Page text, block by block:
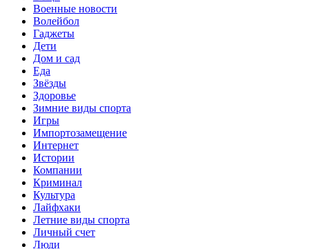
Военные новости
Волейбол
Гаджеты
Дети
Дом и сад
Еда
Звёзды
Здоровье
Зимние виды спорта
Игры
Импортозамещение
Интернет
Истории
Компании
Криминал
Культура
Лайфхаки
Летние виды спорта
Личный счет
Люди